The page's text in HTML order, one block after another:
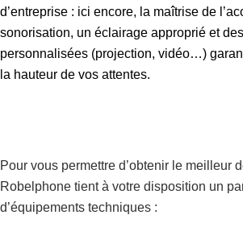
d’entreprise : ici encore, la maîtrise de
sonorisation, un éclairage approprié et
personnalisées (projection, vidéo…)
la hauteur de vos attentes.
Pour vous permettre d’obtenir le meilleur
Robelphone tient à votre disposition un
d’équipements techniques :